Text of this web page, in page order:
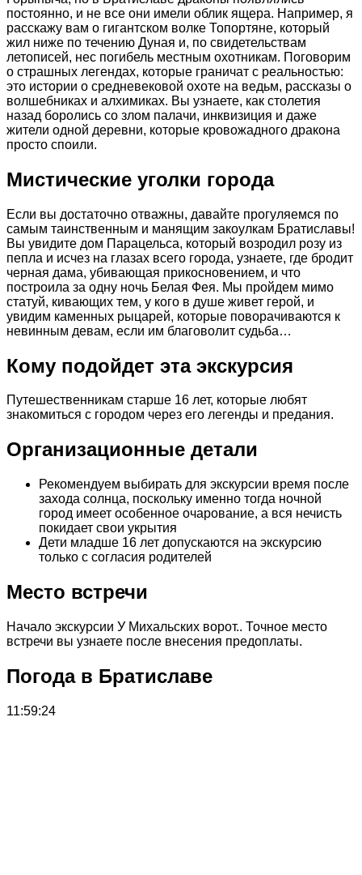
постоянно, и не все они имели облик ящера. Например, я
расскажу вам о гигантском волке Топортяне, который
жил ниже по течению Дуная и, по свидетельствам
летописей, нес погибель местным охотникам. Поговорим
о страшных легендах, которые граничат с реальностью:
это истории о средневековой охоте на ведьм, рассказы о
волшебниках и алхимиках. Вы узнаете, как столетия
назад боролись со злом палачи, инквизиция и даже
жители одной деревни, которые кровожадного дракона
просто споили.
Мистические уголки города
Если вы достаточно отважны, давайте прогуляемся по
самым таинственным и манящим закоулкам Братиславы!
Вы увидите дом Парацельса, который возродил розу из
пепла и исчез на глазах всего города, узнаете, где бродит
черная дама, убивающая прикосновением, и что
построила за одну ночь Белая Фея. Мы пройдем мимо
статуй, кивающих тем, у кого в душе живет герой, и
увидим каменных рыцарей, которые поворачиваются к
невинным девам, если им благоволит судьба…
Кому подойдет эта экскурсия
Путешественникам старше 16 лет, которые любят
знакомиться с городом через его легенды и предания.
Организационные детали
Рекомендуем выбирать для экскурсии время после
захода солнца, поскольку именно тогда ночной
город имеет особенное очарование, а вся нечисть
покидает свои укрытия
Дети младше 16 лет допускаются на экскурсию
только с согласия родителей
Место встречи
Начало экскурсии У Михальских ворот.. Точное место
встречи вы узнаете после внесения предоплаты.
Погода в Братиславе
11:59:24